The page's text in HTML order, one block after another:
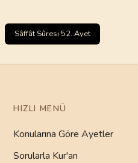
Sâffât Sûresi 52. Ayet
HIZLI MENÜ
Konularına Göre Ayetler
Sorularla Kur'an